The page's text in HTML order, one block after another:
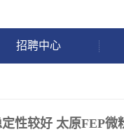
招聘中心
性较好 太原FEP